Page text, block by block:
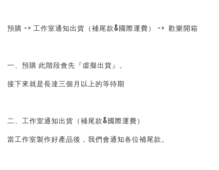
預購 -> 工作室通知出貨（補尾款&國際運費） ->  歡樂開箱
一、預購 此階段會先『虛擬出貨』。
接下來就是長達三個月以上的等待期
二、工作室通知出貨（補尾款&國際運費）
當工作室製作好產品後，我們會通知各位補尾款。